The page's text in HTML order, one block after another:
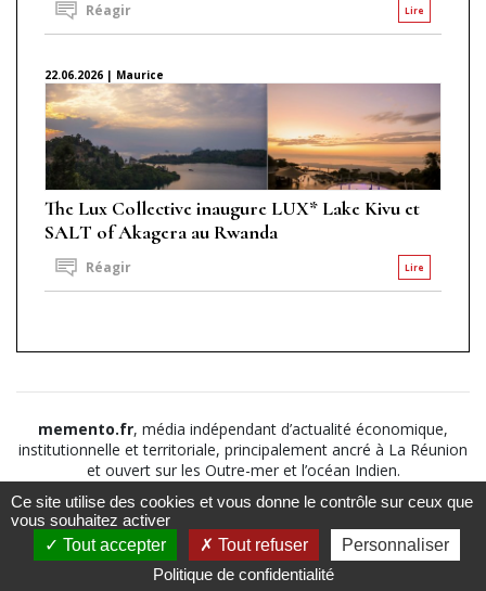
Lire
Réagir
22.06.2026 | Maurice
The Lux Collective inaugure LUX* Lake Kivu et
SALT of Akagera au Rwanda
Lire
Réagir
memento.fr, média indépendant d’actualité économique,
institutionnelle et territoriale, principalement ancré à La Réunion
et ouvert sur les Outre-mer et l’océan Indien.
©2026
Mémento
Suivez nous sur Notice légale
Politique de
confidentialité-CGV-CGU
Ce site utilise des cookies et vous donne le contrôle sur ceux que
vous souhaitez activer
Tout accepter
Tout refuser
Personnaliser
Politique de confidentialité